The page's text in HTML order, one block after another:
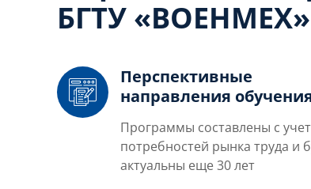
БГТУ
Перспективные
направления
Программы составлены с
потребностей рынка труда и
актуальны еще 30 лет